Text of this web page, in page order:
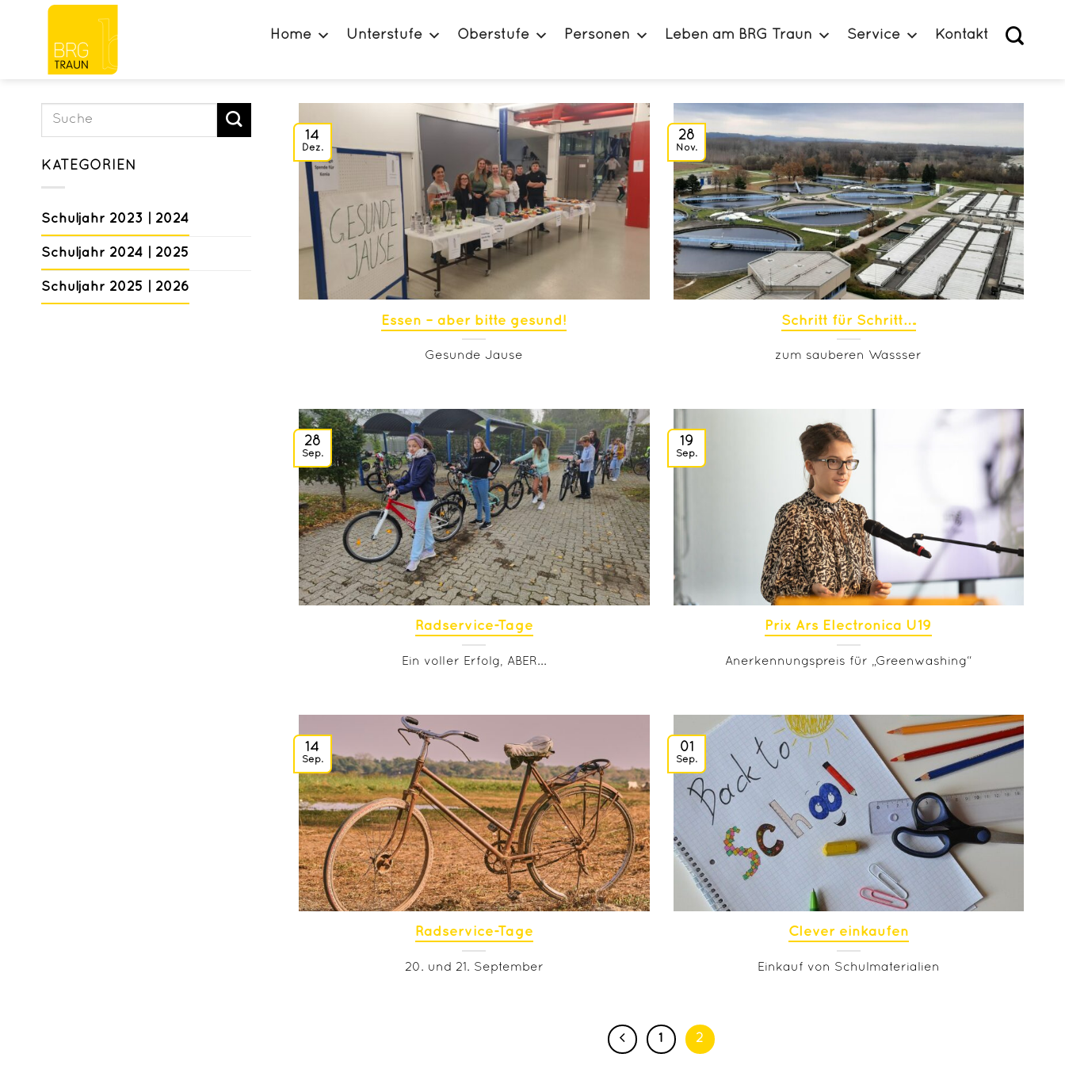
springen
Home Unterstufe Oberstufe Personen Leben am BRG Traun Service Kontakt
KATEGORIEN
Schuljahr 2023 | 2024
Schuljahr 2024 | 2025
Schuljahr 2025 | 2026
Essen – aber bitte gesund!
Gesunde Jause
14
Dez.
Schritt für Schritt….
zum sauberen Wassser
28
Nov.
Radservice-Tage
Ein voller Erfolg, ABER...
28
Sep.
Prix Ars Electronica U19
Anerkennungspreis für „Greenwashing“
19
Sep.
Radservice-Tage
20. und 21. September
14
Sep.
Clever einkaufen
Einkauf von Schulmaterialien
01
Sep.
1 2